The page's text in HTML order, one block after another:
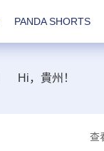
PANDA SHORTS
Hi，貴州！
查